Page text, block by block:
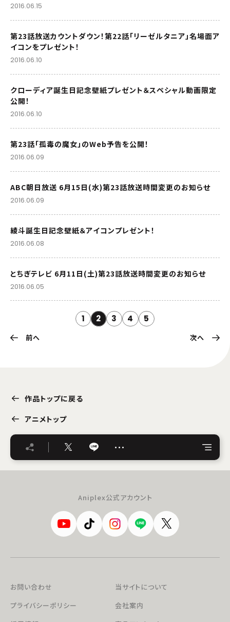
2016.06.15
第23話放送カウントダウン！第22話「リーゼルタニア」名場面ア
イコンをプレゼント！
2016.06.10
クローディア誕生日記念壁紙プレゼント＆スペシャル動画限定
公開！
2016.06.10
第23話「孤毒の魔女」のWeb予告を公開！
2016.06.09
ABC朝日放送 6月15日(水)第23話放送時間変更のお知らせ
2016.06.09
綾斗誕生日記念壁紙＆アイコンプレゼント！
2016.06.08
とちぎテレビ 6月11日(土)第23話放送時間変更のお知らせ
2016.06.05
1 2 3 4 5
前へ 次へ
作品トップに戻る
アニメトップ
…
Aniplex公式アカウント
お問い合わせ
当サイトについて
プライバシーポリシー
会社案内